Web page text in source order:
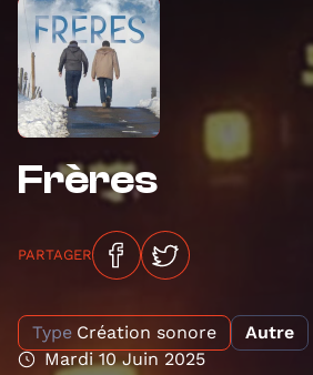
Frères
PARTAGER
Type Création sonore
Autre
Mardi 10 Juin 2025